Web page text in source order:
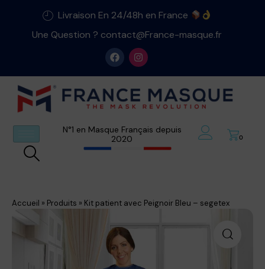
Livraison En 24/48h en France
Une Question ? contact@France-masque.fr
N°1 en Masque Français depuis
2020
0
Accueil » Produits » Kit patient avec Peignoir Bleu – segetex